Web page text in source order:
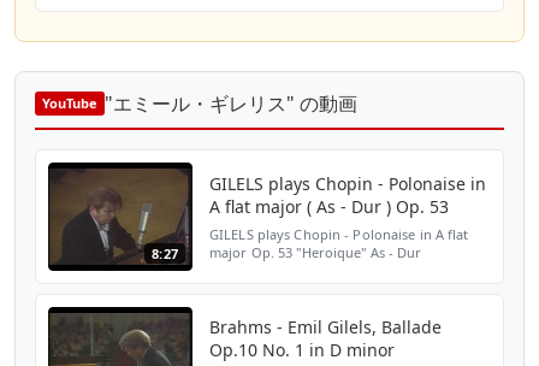
YouTube "エミール・ギレリス" の動画
8:27
GILELS plays Chopin - Polonaise in
A flat major ( As - Dur ) Op. 53
GILELS plays Chopin - Polonaise in A flat
major Op. 53 "Heroique" As - Dur
Brahms - Emil Gilels, Ballade
Op.10 No. 1 in D minor